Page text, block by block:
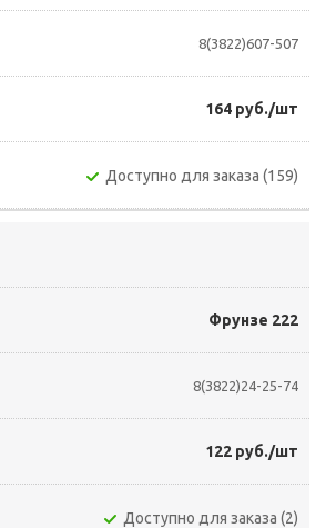
8(3822)607-507
164 руб./шт
Доступно для заказа (159)
Фрунзе 222
8(3822)24-25-74
122 руб./шт
Доступно для заказа (2)